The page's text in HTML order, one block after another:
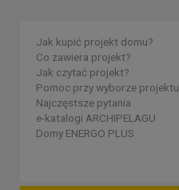
Jak kupić projekt domu?
Co zawiera projekt?
Jak czytać projekt?
Pomoc przy wyborze projektu
Najczęstsze pytania
e-katalogi ARCHIPELAGU
Domy ENERGO PLUS